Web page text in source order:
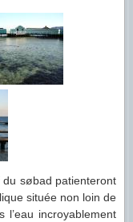
du søbad patienteront
située non loin de
l’eau incroyablement